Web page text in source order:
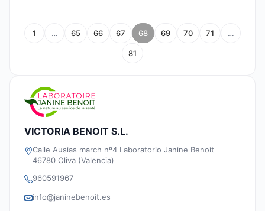
1 … 65 66 67 68 69 70 71 …
81
VICTORIA BENOIT S.L.
Calle Ausias march nº4 Laboratorio Janine Benoit
46780 Oliva (Valencia)
960591967
info@janinebenoit.es